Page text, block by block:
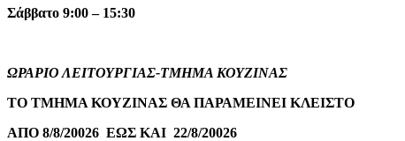
Σάββατο 9:00 – 15:30
ΩΡΑΡΙΟ ΛΕΙΤΟΥΡΓΙΑΣ-ΤΜΗΜΑ ΚΟΥΖΙΝΑΣ
ΤΟ ΤΜΗΜΑ ΚΟΥΖΙΝΑΣ ΘΑ ΠΑΡΑΜΕΙΝΕΙ ΚΛΕΙΣΤΟ
ΑΠΟ 8/8/20026 ΕΩΣ ΚΑΙ 22/8/20026